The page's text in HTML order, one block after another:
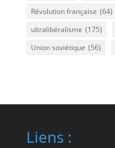
Révolution française (64)
ultralibéralisme (175)
Union soviétique (56)
Liens :